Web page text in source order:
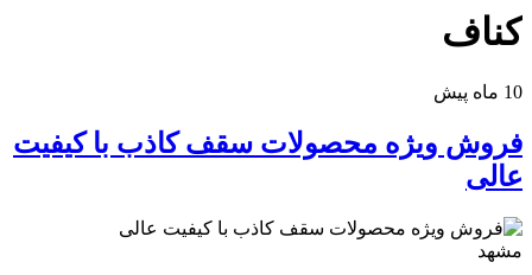
کناف
10 ماه پیش
فروش ویژه محصولات سقف کاذب با کیفیت
عالی
مشهد